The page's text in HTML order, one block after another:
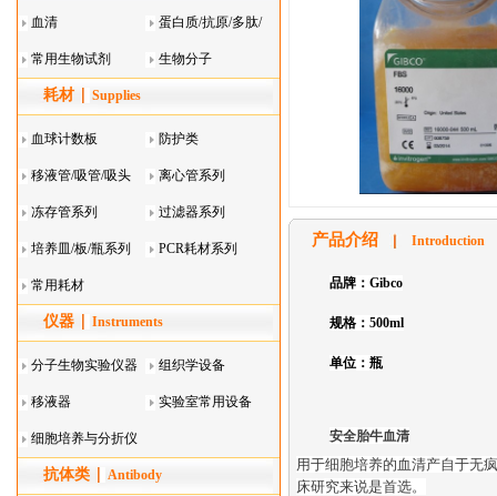
血清 蛋白质/抗原/多肽/
酶
常用生物试剂 生物分子
耗材 Supplies
血球计数板 防护类
移液管/吸管/吸头
系列
离心管系列
冻存管系列 过滤器系列
培养皿/板/瓶系列 PCR耗材系列
常用耗材
仪器 Instruments
分子生物实验仪器 组织学设备
移液器 实验室常用设备
细胞培养与分折仪
器叠
抗体类 Antibody
产品介绍 Introduction
品牌：Gibco
规格：500ml
单位：瓶
安全胎牛血清
用于细胞培养的血清产自于无
床研究来说是首选。